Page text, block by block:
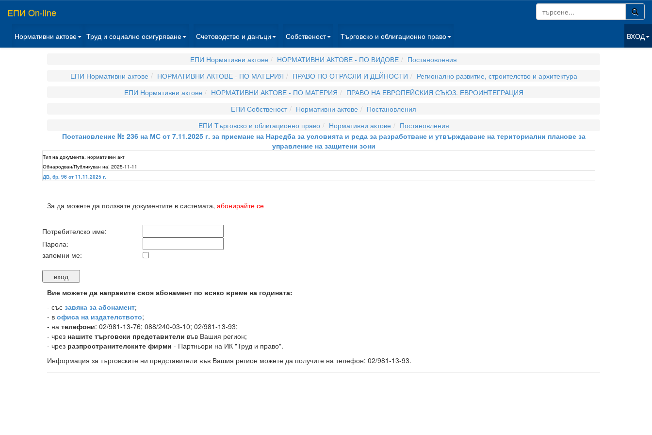
ЕПИ On-line
Нормативни актове Труд и социално осигуряване Счетоводство и данъци Собственост Търговско и облигационно право ВХОД
ЕПИ Нормативни актове НОРМАТИВНИ АКТОВЕ - ПО ВИДОВЕ
Постановления
ЕПИ Нормативни актове
НОРМАТИВНИ АКТОВЕ - ПО МАТЕРИЯ ПРАВО ПО ОТРАСЛИ И ДЕЙНОСТИ
Регионално развитие, строителство и архитектура
ЕПИ Нормативни актове
НОРМАТИВНИ АКТОВЕ - ПО МАТЕРИЯ
ПРАВО НА ЕВРОПЕЙСКИЯ СЪЮЗ. ЕВРОИНТЕГРАЦИЯ
ЕПИ Собственост
Нормативни актове
Постановления
ЕПИ Търговско и облигационно право
Нормативни актове
Постановления
Постановление № 236 на МС от 7.11.2025 г. за приемане на Наредба за условията и реда за разработване и утвърждаване на териториални планове за
управление на защитени зони
Тип на документа: нормативен акт
Обнародван/Публикуван на: 2025-11-11
ДВ, бр. 96 от 11.11.2025 г.
За да можете да ползвате документите в системата, абонирайте се
Потребителско име:
Парола:
запомни ме:
Вие можете да направите своя абонамент по всяко време на годината:
- със завяка за абонамент;
- в офиса на издателството;
- на телефони: 02/981-13-76; 088/240-03-10; 02/981-13-93;
- чрез нашите търговски представители във Вашия регион;
- чрез разпространителските фирми - Партньори на ИК "Труд и право".
Информация за търговските ни представители във Вашия регион можете да получите на телефон: 02/981-13-93.